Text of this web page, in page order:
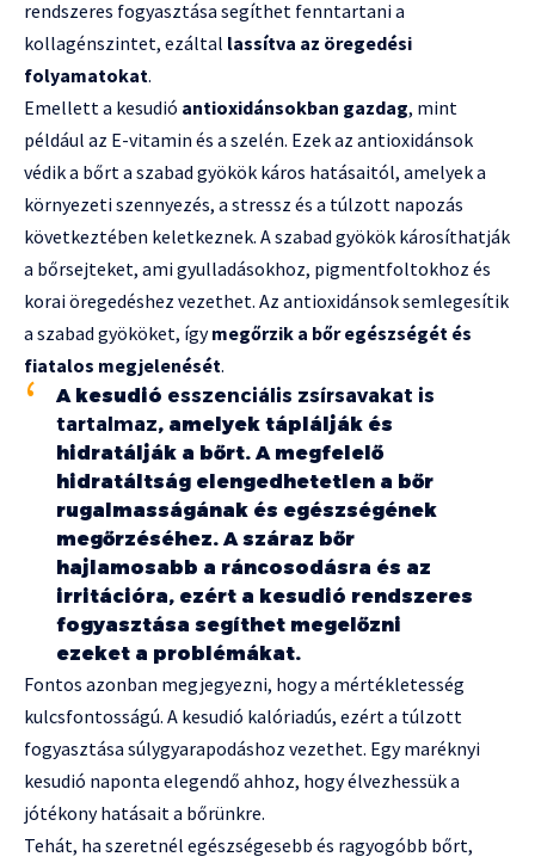
rendszeres fogyasztása segíthet fenntartani a
kollagénszintet, ezáltal lassítva az öregedési
folyamatokat.
Emellett a kesudió antioxidánsokban gazdag, mint
például az E-vitamin és a szelén. Ezek az antioxidánsok
védik a bőrt a szabad gyökök káros hatásaitól, amelyek a
környezeti szennyezés, a stressz és a túlzott napozás
következtében keletkeznek. A szabad gyökök károsíthatják
a bőrsejteket, ami gyulladásokhoz, pigmentfoltokhoz és
korai öregedéshez vezethet. Az antioxidánsok semlegesítik
a szabad gyököket, ígymegőrzik a bőr egészségét és
fiatalos megjelenését.
A kesudió esszenciális zsírsavakat is
tartalmaz, amelyek táplálják és
hidratálják a bőrt. A megfelelő
hidratáltság elengedhetetlen a bőr
rugalmasságának és egészségének
megőrzéséhez. A száraz bőr
hajlamosabb a ráncosodásra és az
irritációra, ezért a kesudió rendszeres
fogyasztása segíthet megelőzni
ezeket a problémákat.
Fontos azonban megjegyezni, hogy a mértékletesség
kulcsfontosságú. A kesudió kalóriadús, ezért a túlzott
fogyasztása súlygyarapodáshoz vezethet. Egy maréknyi
kesudió naponta elegendő ahhoz, hogy élvezhessük a
jótékony hatásait a bőrünkre.
Tehát, ha szeretnél egészségesebb és ragyogóbb bőrt,